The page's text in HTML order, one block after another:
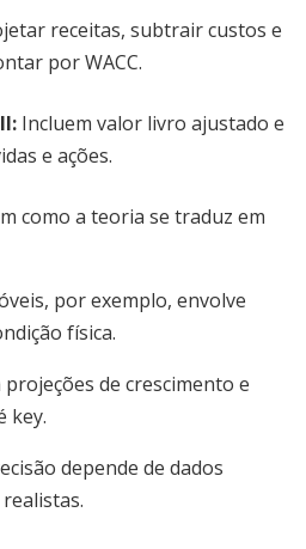
receitas, subtrair custos e
por WACC.
: Incluem valor livro ajustado e
e ações.
como a teoria se traduz em
por exemplo, envolve
física.
de crescimento e
key.
depende de dados